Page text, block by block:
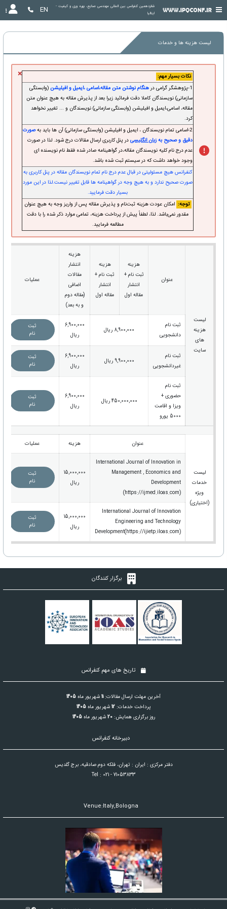
ایتالیا
EN
لیست هزینه ها و خدمات
نکات بسیار مهم:
1-پژوهشگر گرامی در
هنگام نوشتن متن مقاله،اسامی ،ایمیل و افیلیشن(وابستگی
سازمانی) نویسندگان کاملا دقت فرمائید زیرا بعد از پذیرش مقاله به هیچ عنوان متن
مقاله، اسامی،ایمیل و افیلیشن (وابستگی سازمانی) نویسندگان و ... تغییر نخواهد
کرد.
2-اسامی تمام نویسندگان ، ایمیل و افیلیشن (وابستگی سازمانی) آن ها باید به
صورت
دقیق و صحیح بهزبان انگلیسیدر پنل کاربری ارسال مقالات درج شود. لذا در صورت
عدم درج نام کلیه نویسندگان مقاله،در گواهینامه صادر شده فقط نام نویسنده ای
وجود خواهد داشت که در سیستم ثبت شده باشد.
کنفرانس هیچ مسئولیتی در قبال عدم درج نام تمام نویسندگان مقاله در پنل کاربری به
صورت صحیح ندارد و به هیچ وجه در گواهینامه ها قابل تغییر نیست.لذا در این مورد
بسیار دقت فرمایید.
توجه: امکان عودت هزینه ثبت‌نام و پذیرش مقاله پس از واریز وجه به هیچ عنوان
مقدور نمی‌باشد. لذا، لطفاً پیش از پرداخت هزینه، تمامی موارد ذکر شده را با دقت
مطالعه فرمایید.
×
لیست
هزینه
های
سایت
عنوان
هزینه
ثبت نام +
انتشار
مقاله اول
هزینه
ثبت نام +
انتشار
مقاله اول
هزینه
انتشار
مقالات
اضافی
(مقاله دوم
و به بعد)
عملیات
ثبت نام
دانشجویی
8,900,000 ریال
6,900,000
ریال
ثبت
نام
ثبت نام
غیردانشجویی
9,900,000 ریال
6,900,000
ریال
ثبت
نام
ثبت نام
حضوری +
ویزا و اقامت
5000 یورو
450,000,000 ریال
6,900,000
ریال
ثبت
نام
لیست
خدمات
ویژه
(اختیاری)
عنوان هزینه عملیات
International Journal of Innovation in
Management , Economics and
Development
(https://ijmed.iloas.com)
15,000,000
ریال
ثبت
نام
International Journal of Innovation
Engineering and Technology
Development(https://ijietp.iloas.com)
15,000,000
ریال
ثبت
نام
برگزار کنندگان
تاریخ های مهم کنفرانس
آخرین مهلت ارسال مقالات:11 شهریور ماه 1405
پرداخت خدمات:12 شهریور ماه 1405
روز برگزاری همایش:20 شهریور ماه 1405
دبیرخانه کنفرانس
دفتر مرکزی : ایران : تهران، فلکه دوم صادقیه، برج گلدیس
Tel : 021 - 71053833
Venue:Italy,Bologna